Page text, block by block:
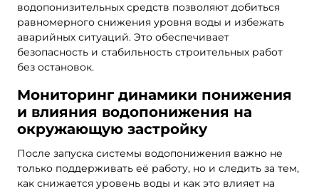
водопонизительных средств позволяют добиться
равномерного снижения уровня воды и избежать
аварийных ситуаций. Это обеспечивает
безопасность и стабильность строительных работ
без остановок.
Мониторинг динамики понижения
и влияния водопонижения на
окружающую застройку
После запуска системы водопонижения важно не
только поддерживать её работу, но и следить за тем,
как снижается уровень воды и как это влияет на